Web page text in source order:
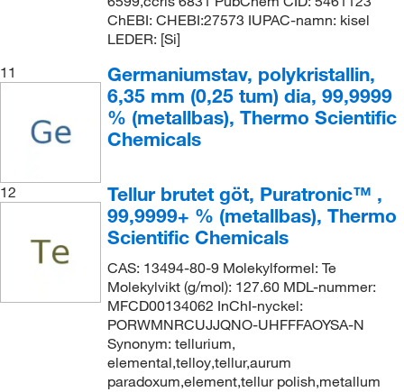
ChEBI: CHEBI:27573 IUPAC-namn: kisel
LEDER: [Si]
11
Germaniumstav, polykristallin,
6,35 mm (0,25 tum) dia, 99,9999
% (metallbas), Thermo Scientific
Chemicals
12
Tellur brutet göt, Puratronic™ ,
99,9999+ % (metallbas), Thermo
Scientific Chemicals
CAS: 13494-80-9 Molekylformel: Te
Molekylvikt (g/mol): 127.60 MDL-nummer:
MFCD00134062 InChI-nyckel:
PORWMNRCUJJQNO-UHFFFAOYSA-N
Synonym: tellurium,
elemental,telloy,tellur,aurum
paradoxum,element,tellur polish,metallum